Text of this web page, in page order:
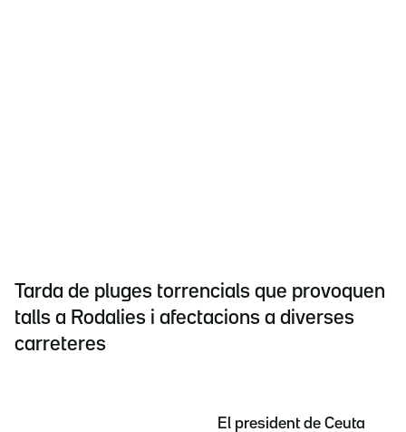
Tarda de pluges torrencials que provoquen
talls a Rodalies i afectacions a diverses
carreteres
El president de Ceuta